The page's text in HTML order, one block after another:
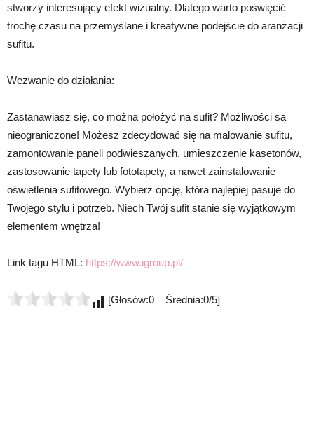
stworzy interesujący efekt wizualny. Dlatego warto poświęcić
trochę czasu na przemyślane i kreatywne podejście do aranżacji
sufitu.
Wezwanie do działania:
Zastanawiasz się, co można położyć na sufit? Możliwości są
nieograniczone! Możesz zdecydować się na malowanie sufitu,
zamontowanie paneli podwieszanych, umieszczenie kasetonów,
zastosowanie tapety lub fototapety, a nawet zainstalowanie
oświetlenia sufitowego. Wybierz opcję, która najlepiej pasuje do
Twojego stylu i potrzeb. Niech Twój sufit stanie się wyjątkowym
elementem wnętrza!
Link tagu HTML: https://www.igroup.pl/
[Głosów:0 Średnia:0/5]